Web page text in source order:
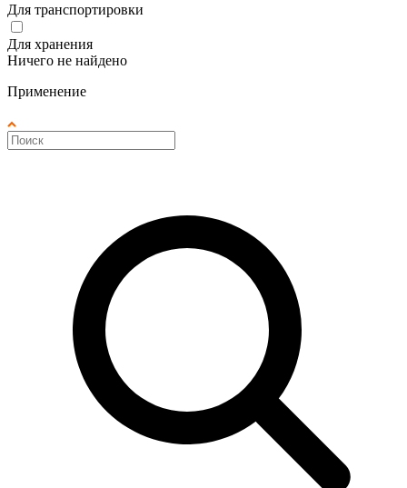
Для транспортировки
Для хранения
Ничего не найдено
Применение